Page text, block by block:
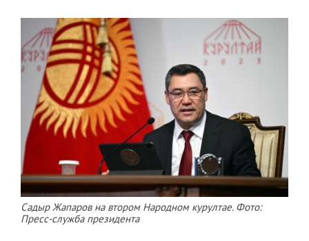
Садыр Жапаров на втором Народном курултае. Фото:
Пресс-служба президента